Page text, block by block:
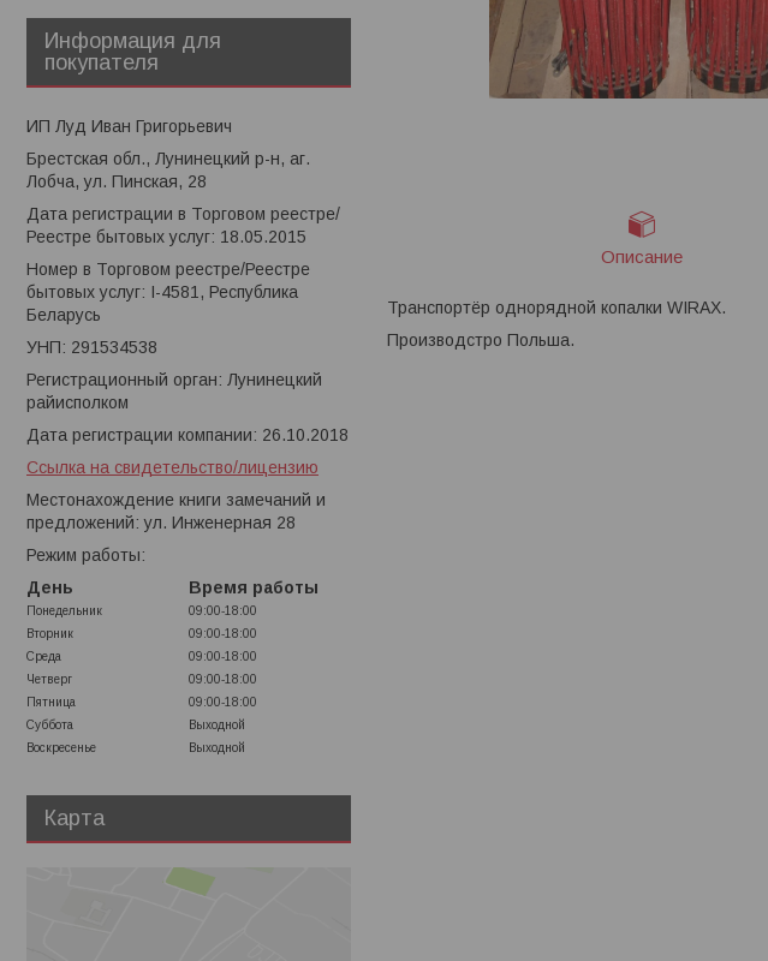
Описание
Транспортёр однорядной копалки WIRAX.
Производстро Польша.
Информация для
покупателя
ИП Луд Иван Григорьевич
Брестская обл., Лунинецкий р-н, аг.
Лобча, ул. Пинская, 28
Дата регистрации в Торговом реестре/
Реестре бытовых услуг: 18.05.2015
Номер в Торговом реестре/Реестре
бытовых услуг: I-4581, Республика
Беларусь
УНП: 291534538
Регистрационный орган: Лунинецкий
райисполком
Дата регистрации компании: 26.10.2018
Ссылка на свидетельство/лицензию
Местонахождение книги замечаний и
предложений: ул. Инженерная 28
Режим работы:
День
Время работы
Понедельник
09:00-18:00
Вторник
09:00-18:00
Среда
09:00-18:00
Четверг
09:00-18:00
Пятница
09:00-18:00
Суббота
Выходной
Воскресенье
Выходной
Карта